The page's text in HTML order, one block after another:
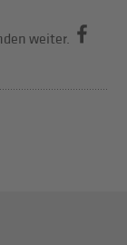
weiter.